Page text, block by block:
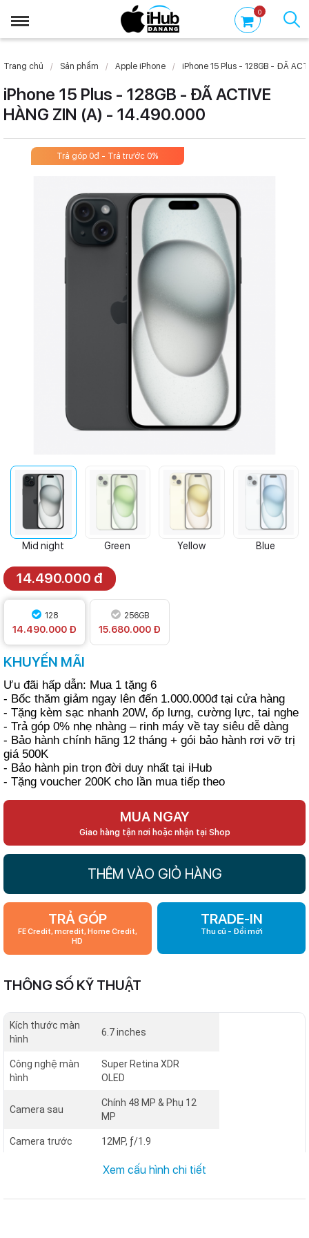
0
Trang chủ Sản phẩm Apple iPhone iPhone 15 Plus - 128GB - ĐÃ
iPhone 15 Plus - 128GB - ĐÃ ACTIVE
HÀNG ZIN (A) - 14.490.000
Trả góp 0đ - Trả trước 0%
Mid night Green Yellow Blue
14.490.000 đ
128
14.490.000 Đ
256GB
15.680.000 Đ
KHUYẾN MÃI
Ưu đãi hấp dẫn: Mua 1 tặng 6
- Bốc thăm giảm ngay lên đến 1.000.000đ tại cửa hàng
- Tặng kèm sạc nhanh 20W, ốp lưng, cường lực, tai nghe
- Trả góp 0% nhẹ nhàng – rinh máy về tay siêu dễ dàng
- Bảo hành chính hãng 12 tháng + gói bảo hành rơi vỡ trị
giá 500K
- Bảo hành pin trọn đời duy nhất tại iHub
- Tặng voucher 200K cho lần mua tiếp theo
MUA NGAY
Giao hàng tận nơi hoặc nhận tại Shop
THÊM VÀO GIỎ HÀNG
TRẢ GÓP
FE Credit, mcredit, Home Credit,
HD
TRADE-IN
Thu cũ - Đổi mới
THÔNG SỐ KỸ THUẬT
Kích thước màn
hình
6.7 inches
Công nghệ màn
hình
Super Retina XDR
OLED
Camera sau
Chính 48 MP & Phụ 12
MP
Camera trước 12MP, ƒ/1.9
Apple A16 Bionic
Xem cấu hình chi tiết